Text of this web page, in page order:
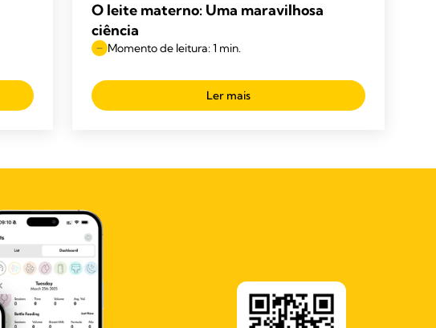
O leite materno: Uma maravilhosa
ciência
Momento de leitura: 1 min.
Ler mais